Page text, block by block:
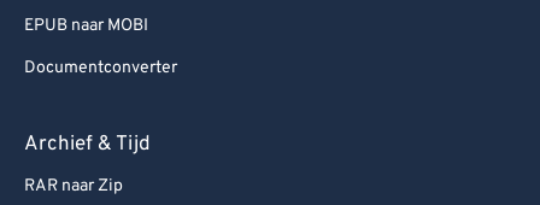
EPUB naar MOBI
Documentconverter
Archief & Tijd
RAR naar Zip